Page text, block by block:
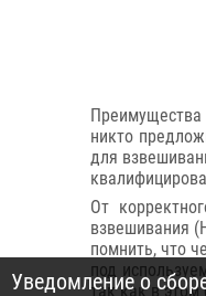
никто
для
От
взвешивания
помнить, что
под
так как в этом
Уведомление о